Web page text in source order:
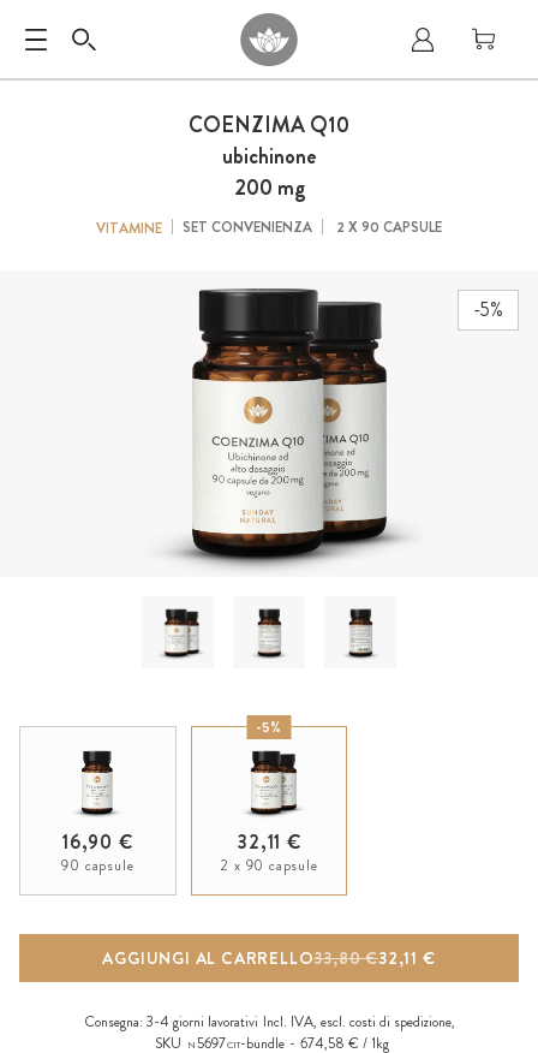
-5%
COENZIMA Q10
ubichinone
200 mg
VITAMINE SET CONVENIENZA 2 X 90 CAPSULE
16,90 €
90 capsule
-5%
32,11 €
2 x 90 capsule
AGGIUNGI AL CARRELLO 32,11 €
33,80 €
Consegna: 3-4 giorni lavorativi Incl. IVA, escl. costi di spedizione,
SKU
N 5697CIT-bundle 674,58 € / 1kg